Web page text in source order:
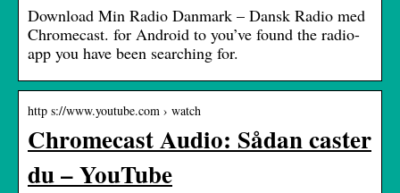
Download Min Radio Danmark – Dansk Radio med
Chromecast. for Android to you’ve found the radio-
app you have been searching for.
http s://www.youtube.com › watch
Chromecast Audio: Sådan caster
du – YouTube